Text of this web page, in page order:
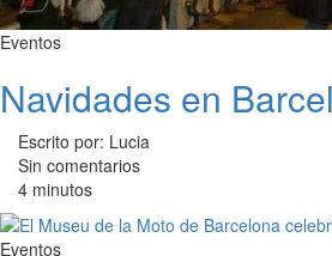
Eventos
Navidades en
Escrito por: Lucia
Sin comentarios
4 minutos
Eventos